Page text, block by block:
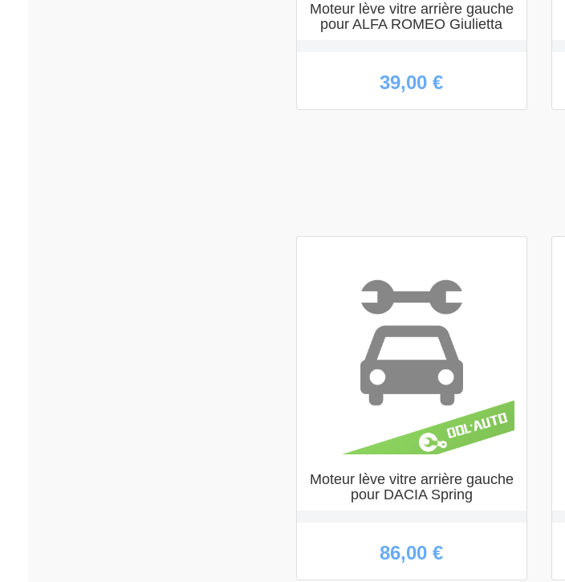
Moteur lève vitre arrière gauche
pour ALFA ROMEO Giulietta
39,00 €
Moteur lève vitre arrière gauche
pour DACIA Spring
86,00 €